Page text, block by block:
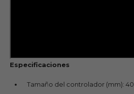
Especificaciones
Tamaño del controlador (mm): 40